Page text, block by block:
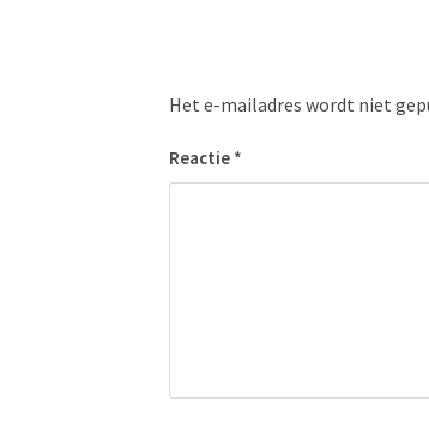
Het e-mailadres wordt niet
Reactie *